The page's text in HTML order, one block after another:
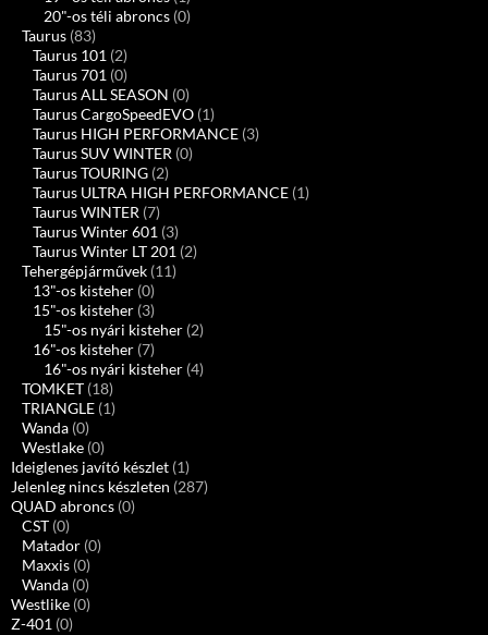
20"-os téli abroncs (0)
Taurus (83)
Taurus 101 (2)
Taurus 701 (0)
Taurus ALL SEASON (0)
Taurus CargoSpeedEVO (1)
Taurus HIGH PERFORMANCE (3)
Taurus SUV WINTER (0)
Taurus TOURING (2)
Taurus ULTRA HIGH PERFORMANCE (1)
Taurus WINTER (7)
Taurus Winter 601 (3)
Taurus Winter LT 201 (2)
Tehergépjárművek (11)
13"-os kisteher (0)
15"-os kisteher (3)
15"-os nyári kisteher (2)
16"-os kisteher (7)
16"-os nyári kisteher (4)
TOMKET (18)
TRIANGLE (1)
Wanda (0)
Westlake (0)
Ideiglenes javító készlet (1)
Jelenleg nincs készleten (287)
QUAD abroncs (0)
CST (0)
Matador (0)
Maxxis (0)
Wanda (0)
Westlike (0)
Z-401 (0)